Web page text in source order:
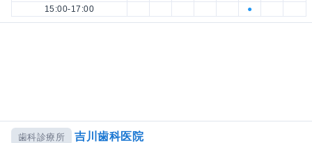
15:00-17:00
●
歯科診療所 吉川歯科医院